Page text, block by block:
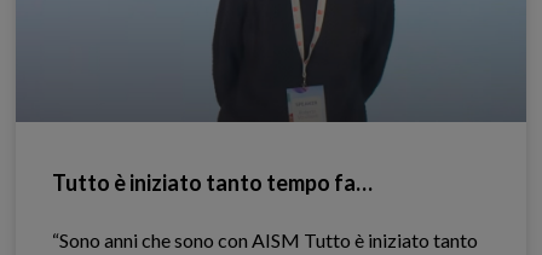
Tutto è iniziato tanto tempo fa…
“Sono anni che sono con AISM Tutto è iniziato tanto